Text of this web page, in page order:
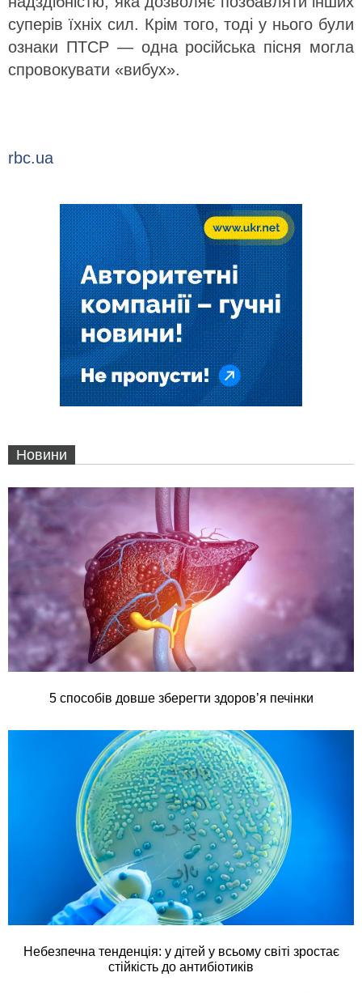
суперів їхніх сил. Крім того, тоді у нього були
ознаки ПТСР — одна російська пісня могла
спровокувати «вибух».
rbc.ua
Новини
5 способів довше зберегти здоров’я печінки
Небезпечна тенденція: у дітей у всьому світі зростає
стійкість до антибіотиків